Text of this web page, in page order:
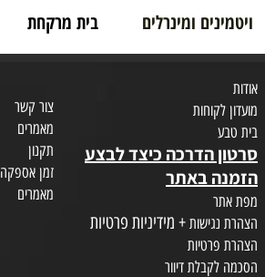
ויטמינים ומינרלים בית מרקחת
אודות
מועדון לקוחות
בית טבע
סרטון הדרכה כיצד לבצע
הזמנה באתר
מפת אתר
הצהרת נגישות + מידיניות פרטיות
הצהרת פרטיות
הסכמה לקבלת דיוור
צור קשר
מאמרים
תקנון
זמן אספקה
מאמרים